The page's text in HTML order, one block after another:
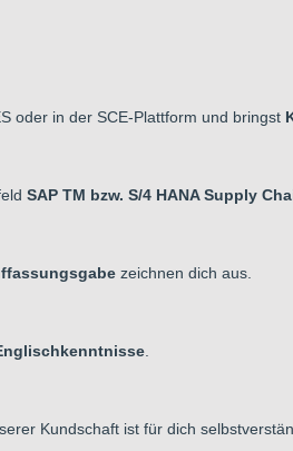
oder in der SCE-Plattform und bringst
SAP TM bzw. S/4 HANA Supply
zeichnen dich aus.
Kundschaft ist für dich